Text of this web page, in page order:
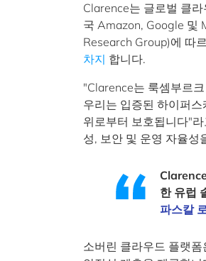
Clarence는 글로벌 클
국 Amazon, Google 및
Research Group)에 따
차지 합니다.
"Clarence는 룩셈부르
우리는 입증된 하이퍼
위로부터 보호됩니다"
성, 보안 및 운영 자율성
한 유럽
파스칼
소버린 클라우드 플랫